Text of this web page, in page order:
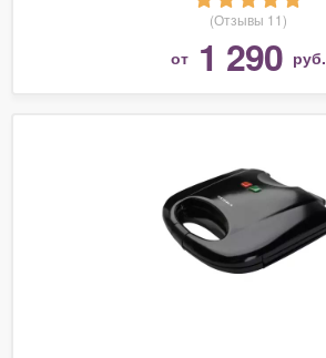
(Отзывы 11)
от 1 290 руб.